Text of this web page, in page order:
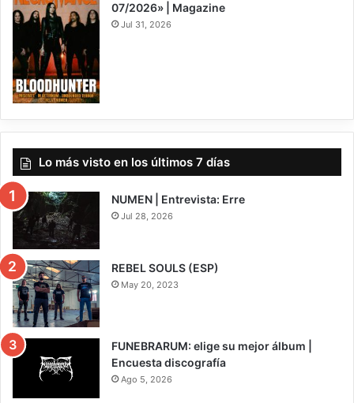
07/2026» | Magazine
Jul 31, 2026
Lo más visto en los últimos 7 días
NUMEN | Entrevista: Erre
Jul 28, 2026
REBEL SOULS (ESP)
May 20, 2023
FUNEBRARUM: elige su mejor álbum |
Encuesta discografía
Ago 5, 2026